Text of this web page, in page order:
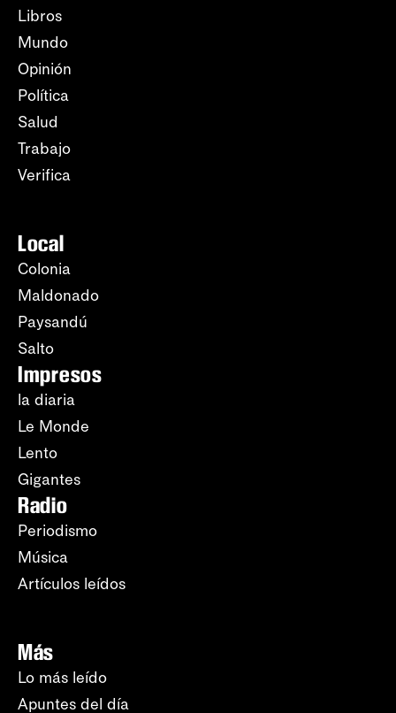
Libros
Mundo
Opinión
Política
Salud
Trabajo
Verifica
Local
Colonia
Maldonado
Paysandú
Salto
Impresos
la diaria
Le Monde
Lento
Gigantes
Radio
Periodismo
Música
Artículos leídos
Más
Lo más leído
Apuntes del día